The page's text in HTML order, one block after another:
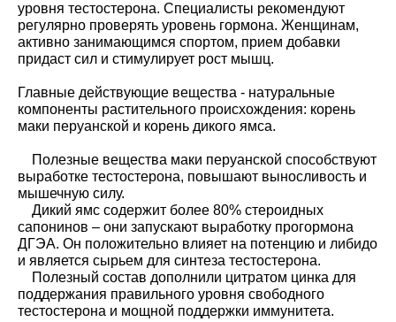
уровня тестостерона. Специалисты рекомендуют
регулярно проверять уровень гормона. Женщинам,
активно занимающимся спортом, прием добавки
придаст сил и стимулирует рост мышц.
Главные действующие вещества - натуральные
компоненты растительного происхождения: корень
маки перуанской и корень дикого ямса.
Полезные вещества маки перуанской способствуют
выработке тестостерона, повышают выносливость и
мышечную силу.
Дикий ямс содержит более 80% стероидных
сапонинов – они запускают выработку прогормона
ДГЭА. Он положительно влияет на потенцию и либидо
и является сырьем для синтеза тестостерона.
Полезный состав дополнили цитратом цинка для
поддержания правильного уровня свободного
тестостерона и мощной поддержки иммунитета.